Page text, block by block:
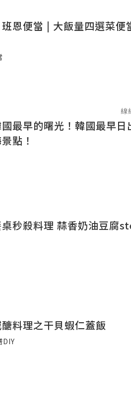
班恩便當 | 大飯量四選菜
線
最早的曙光！韓國最早
點！
秒殺料理 蒜香奶油豆腐
料理之干貝蝦仁蓋飯
DIY